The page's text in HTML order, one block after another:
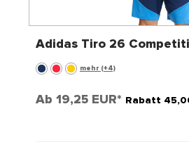
Adidas Tiro 26
mehr (+4)
Ab 19,25 EUR* Rabatt